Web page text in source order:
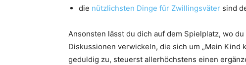
die nützlichsten Dinge für Zwillingsväter sind
Ansonsten lässt du dich auf dem Spielplatz, wo
Diskussionen verwickeln, die sich um „Mein Kind
geduldig zu, steuerst allerhöchstens einen